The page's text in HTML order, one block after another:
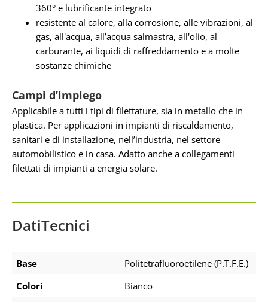
360° e lubrificante integrato
resistente al calore, alla corrosione, alle vibrazioni, al
gas, all'acqua, all’acqua salmastra, all'olio, al
carburante, ai liquidi di raffreddamento e a molte
sostanze chimiche
Campi d’impiego
Applicabile a tutti i tipi di filettature, sia in metallo che in
plastica. Per applicazioni in impianti di riscaldamento,
sanitari e di installazione, nell’industria, nel settore
automobilistico e in casa. Adatto anche a collegamenti
filettati di impianti a energia solare.
DatiTecnici
Base
Politetrafluoroetilene (P.T.F.E.)
Colori
Bianco